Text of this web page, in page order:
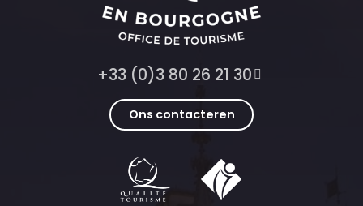
+33 (0)3 80 26 21 30
Ons contacteren